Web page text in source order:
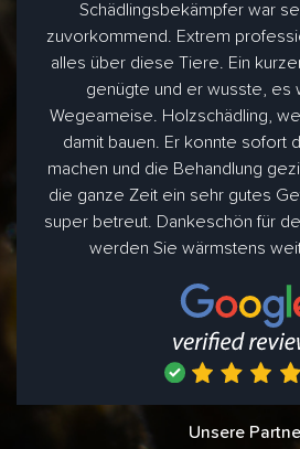
Schädlingsbekämpfer war
zuvorkommend. Extrem
alles über diese Tiere. Ein
genügte und er wusste, es
Wegeameise. Holzschädling,
damit bauen. Er konnte sofort
machen und die Behandlung
die ganze Zeit ein sehr gutes
super betreut. Dankeschön für
werden Sie wärmstens
Unsere